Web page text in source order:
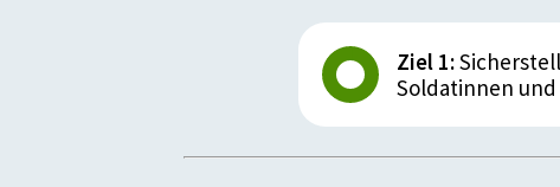
Auftrag, Aufgaben und Zielvorgaben an
• im Militärstrategischen Konzept
und Einsatzaufgaben.
Ein besteht kein signifikanter Beitrag
Ziel 1:
Soldatinnen